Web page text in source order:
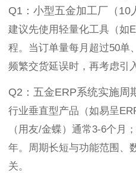
Q1：小型五金加工厂（10
建议先使用轻量化工具（如
程。当订单量每月超过50单
频繁交货延误时，再考虑引
Q2：五金ERP系统实施周
行业垂直型产品（如易呈
（用友/金蝶）通常3-6个月
年。周期长短与功能范围、
关。